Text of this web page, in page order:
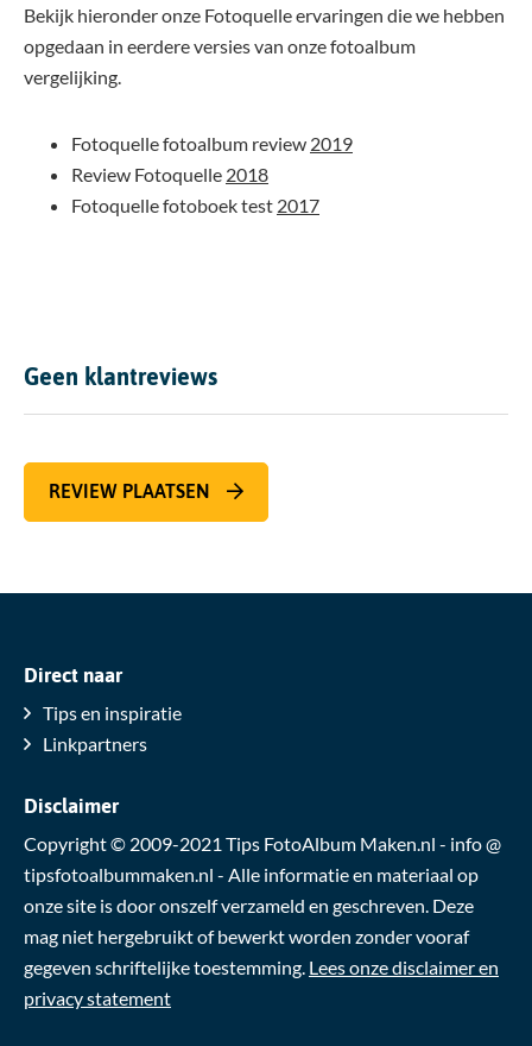
Bekijk hieronder onze Fotoquelle ervaringen die we hebben
opgedaan in eerdere versies van onze fotoalbum
vergelijking.
Fotoquelle fotoalbum review 2019
Review Fotoquelle 2018
Fotoquelle fotoboek test 2017
Geen klantreviews
REVIEW PLAATSEN
Direct naar
Tips en inspiratie
Linkpartners
Disclaimer
Copyright © 2009-2021 Tips FotoAlbum Maken.nl - info @
tipsfotoalbummaken.nl - Alle informatie en materiaal op
onze site is door onszelf verzameld en geschreven. Deze
mag niet hergebruikt of bewerkt worden zonder vooraf
gegeven schriftelijke toestemming. Lees onze disclaimer en
privacy statement